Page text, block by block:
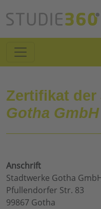
Zertifikat der
Gotha GmbH
Anschrift
Stadtwerke Gotha
Pfullendorfer Str. 83
99867 Gotha